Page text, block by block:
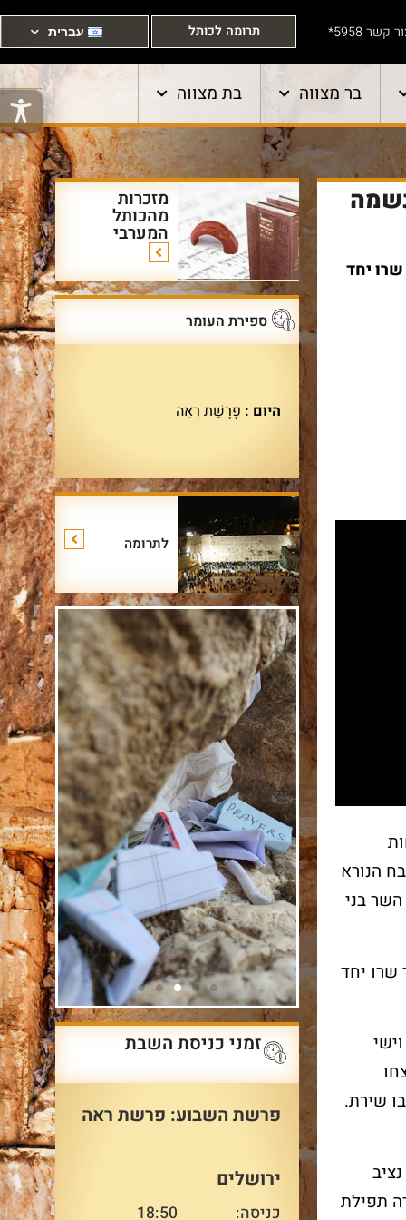
קשר 5958* תרומה לכותל עברית
בר מצווה בת מצווה
הדלקת 1,400 נרות נשמה
יחד
בטבח הנורא
השר בני
שרו יחד
שירת.
תפילת
מזכרות
מהכותל
המערבי
ספירת העומר
היום : פָּרָשַׁת רְאֵה
לתרומה
שרשרת
הדורות
הביקור במיצג מחבר אותנו
יחד שרשרת אחת ארוכה
ומרגשת העוברת ממשפחה
זמני כניסת השבת
פרשת השבוע: פרשת ראה
ירושלים
כניסה:
18:50